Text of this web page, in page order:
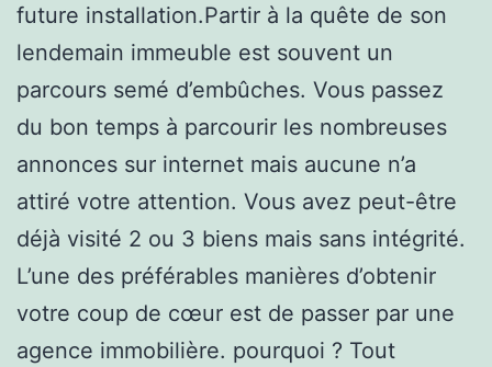
future installation.Partir à la quête de son
lendemain immeuble est souvent un
parcours semé d’embûches. Vous passez
du bon temps à parcourir les nombreuses
annonces sur internet mais aucune n’a
attiré votre attention. Vous avez peut-être
déjà visité 2 ou 3 biens mais sans intégrité.
L’une des préférables manières d’obtenir
votre coup de cœur est de passer par une
agence immobilière. pourquoi ? Tout